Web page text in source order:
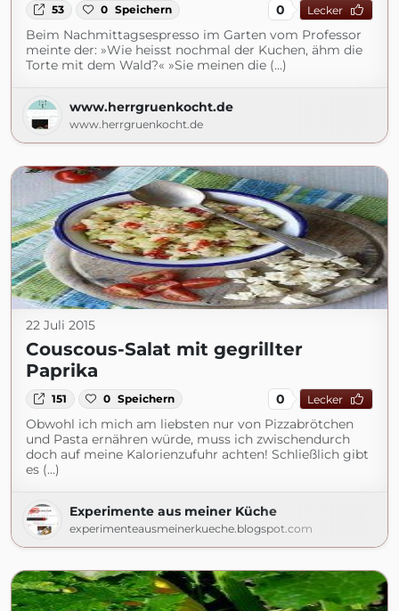
53 0 Speichern 0 Lecker
Beim Nachmittagsespresso im Garten vom Professor
meinte der: »Wie heisst nochmal der Kuchen, ähm die
Torte mit dem Wald?« »Sie meinen die (...)
www.herrgruenkocht.de
www.herrgruenkocht.de
22 Juli 2015
Couscous-Salat mit gegrillter
Paprika
151 0 Speichern 0 Lecker
Obwohl ich mich am liebsten nur von Pizzabrötchen
und Pasta ernähren würde, muss ich zwischendurch
doch auf meine Kalorienzufuhr achten! Schließlich gibt
es (...)
Experimente aus meiner Küche
experimenteausmeinerkueche.blogspot.com